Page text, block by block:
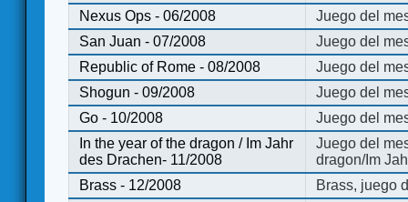
Nexus Ops - 06/2008
Juego del
San Juan - 07/2008
Juego del
Republic of Rome - 08/2008
Juego del
Shogun - 09/2008
Juego del
Go - 10/2008
Juego del
In the year of the dragon / Im Jahr
des Drachen- 11/2008
Juego del
dragon/Im
Brass - 12/2008
Brass, juego